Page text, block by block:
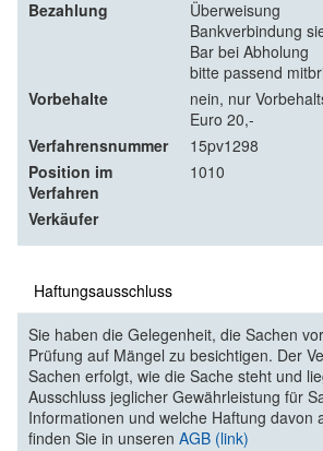
Bezahlung
Überweisung
Bankverbindung
Bar bei Abholung
bitte passend
Vorbehalte
nein, nur
Euro 20,-
Verfahrensnummer
15pv1298
Position im
Verfahren
1010
Verkäufer
Haftungsausschluss
Sie haben die Gelegenheit, die Sachen
Prüfung auf Mängel zu besichtigen. Der
Sachen erfolgt, wie die Sache steht und
Ausschluss jeglicher Gewährleistung für
Informationen und welche Haftung davon
finden Sie in unseren AGB (link)